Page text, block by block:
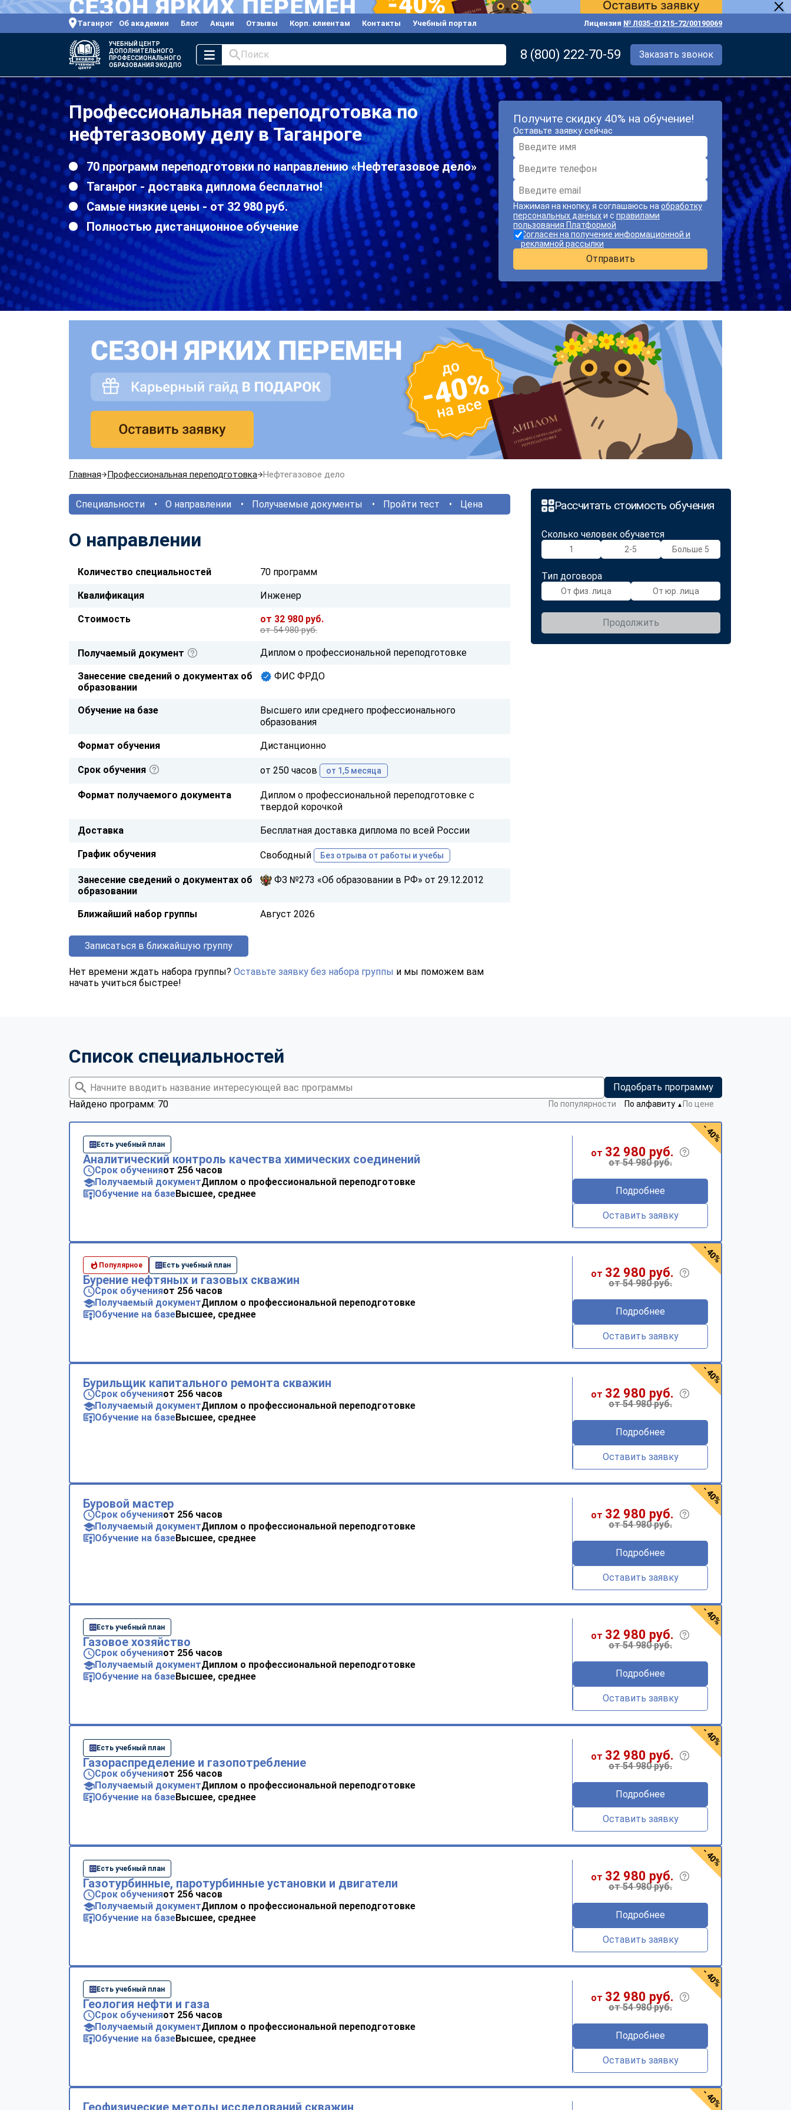
Таганрог Об академии Блог Акции Отзывы Корп. клиентам Контакты Учебный портал Лицензия № Л035-01215-72/00190069
УЧЕБНЫЙ ЦЕНТР
ДОПОЛНИТЕЛЬНОГО
ПРОФЕССИОНАЛЬНОГО
ОБРАЗОВАНИЯ ЭКОДПО
Поиск 8 (800) 222-70-59 Заказать звонок
Профессиональная переподготовка по
нефтегазовому делу в Таганроге
70 программ переподготовки по направлению «Нефтегазовое дело»
Таганрог - доставка диплома бесплатно!
Самые низкие цены - от 32 980 руб.
Полностью дистанционное обучение
Получите скидку 40% на обучение!
Оставьте заявку сейчас
Нажимая на кнопку, я соглашаюсь на обработку
персональных данныхи с правилами
пользования Платформой
Согласен на получение информационной и
рекламной рассылки
Отправить
Главная Профессиональная переподготовка Нефтегазовое дело
Рассчитать стоимость обучения
Сколько человек обучается
1 2-5 Больше 5
Тип договора
От физ. лица От юр. лица
Продолжить
Специальности О направлении Получаемые документы Пройти тест Цена
О направлении
Количество специальностей 70 программ
Квалификация Инженер
Стоимость от 32 980 руб.
от 54 980 руб.
Получаемый документ Диплом о профессиональной переподготовке
Занесение сведений о документах об
образовании
ФИС ФРДО
Обучение на базе
Высшего или среднего профессионального
образования
Формат обучения Дистанционно
Срок обучения от 250 часов от 1,5 месяца
Формат получаемого документа
Диплом о профессиональной переподготовке с
твердой корочкой
Доставка Бесплатная доставка диплома по всей России
График обучения Свободный Без отрыва от работы и учебы
Занесение сведений о документах об
образовании
ФЗ №273 «Об образовании в РФ» от 29.12.2012
Ближайший набор группы Август 2026
Записаться в ближайшую группу
Нет времени ждать набора группы? Оставьте заявку без набора группы и мы поможем вам
начать учиться быстрее!
Список специальностей
Подобрать программу
Найдено программ: 70
По популярности По алфавиту ▼ По цене
Есть учебный план
Аналитический контроль качества химических соединений
Срок обученияот 256 часов
Получаемый документДиплом о профессиональной переподготовке
Обучение на базеВысшее, среднее
от 32 980 руб.
от 54 980 руб.
Подробнее
Оставить заявку
- 40%
Популярное Есть учебный план
Бурение нефтяных и газовых скважин
Срок обученияот 256 часов
Получаемый документДиплом о профессиональной переподготовке
Обучение на базеВысшее, среднее
от 32 980 руб.
от 54 980 руб.
Подробнее
Оставить заявку
- 40%
Бурильщик капитального ремонта скважин
Срок обученияот 256 часов
Получаемый документДиплом о профессиональной переподготовке
Обучение на базеВысшее, среднее
от 32 980 руб.
от 54 980 руб.
Подробнее
Оставить заявку
- 40%
Буровой мастер
Срок обученияот 256 часов
Получаемый документДиплом о профессиональной переподготовке
Обучение на базеВысшее, среднее
от 32 980 руб.
от 54 980 руб.
Подробнее
Оставить заявку
- 40%
Есть учебный план
Газовое хозяйство
Срок обученияот 256 часов
Получаемый документДиплом о профессиональной переподготовке
Обучение на базеВысшее, среднее
от 32 980 руб.
от 54 980 руб.
Подробнее
Оставить заявку
- 40%
Есть учебный план
Газораспределение и газопотребление
Срок обученияот 256 часов
Получаемый документДиплом о профессиональной переподготовке
Обучение на базеВысшее, среднее
от 32 980 руб.
от 54 980 руб.
Подробнее
Оставить заявку
- 40%
Есть учебный план
Газотурбинные, паротурбинные установки и двигатели
Срок обученияот 256 часов
Получаемый документДиплом о профессиональной переподготовке
Обучение на базеВысшее, среднее
от 32 980 руб.
от 54 980 руб.
Подробнее
Оставить заявку
- 40%
Есть учебный план
Геология нефти и газа
Срок обученияот 256 часов
Получаемый документДиплом о профессиональной переподготовке
Обучение на базеВысшее, среднее
от 32 980 руб.
от 54 980 руб.
Подробнее
Оставить заявку
- 40%
Геофизические методы исследований скважин - 40%